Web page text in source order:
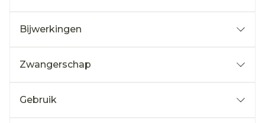
Bijwerkingen
Zwangerschap
Gebruik